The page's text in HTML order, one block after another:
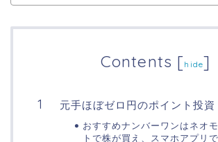
Contents [hide]
元手ほぼゼロ円のポイント投資
おすすめナンバーワンはネオ
トで株が買え、スマホアプリ